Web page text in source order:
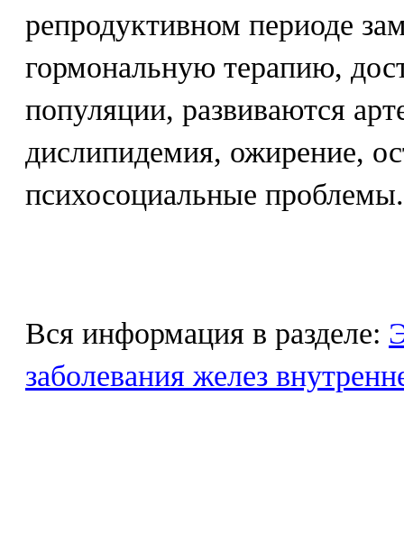
репродуктивном периоде
гормональную терапию,
популяции, развиваются
дислипидемия, ожирение,
психосоциальные проблемы.
Вся информация в разделе:
заболевания желез